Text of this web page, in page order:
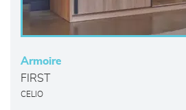
Armoire
FIRST
CELIO